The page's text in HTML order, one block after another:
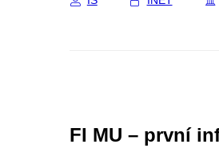
FI MU – první